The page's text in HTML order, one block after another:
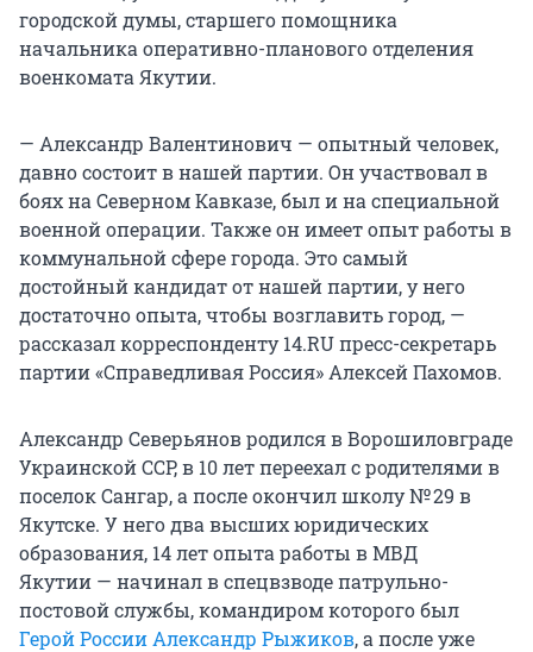
городской думы, старшего помощника
начальника оперативно-планового отделения
военкомата Якутии.
— Александр Валентинович — опытный человек,
давно состоит в нашей партии. Он участвовал в
боях на Северном Кавказе, был и на специальной
военной операции. Также он имеет опыт работы в
коммунальной сфере города. Это самый
достойный кандидат от нашей партии, у него
достаточно опыта, чтобы возглавить город, —
рассказал корреспонденту 14.RU пресс-секретарь
партии «Справедливая Россия» Алексей Пахомов.
Александр Северьянов родился в Ворошиловграде
Украинской ССР, в 10 лет переехал с родителями в
поселок Сангар, а после окончил школу № 29 в
Якутске. У него два высших юридических
образования, 14 лет опыта работы в МВД
Якутии — начинал в спецвзводе патрульно-
постовой службы, командиром которого был
Герой России Александр Рыжиков, а после уже